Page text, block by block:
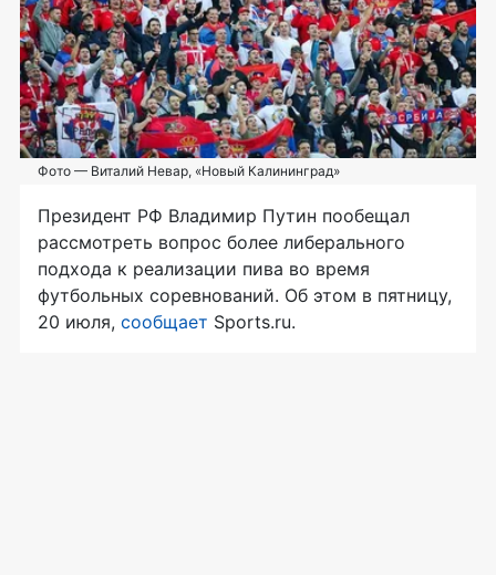
Фото — Виталий Невар, «Новый Калининград»
Президент РФ Владимир Путин пообещал
рассмотреть вопрос более либерального
подхода к реализации пива во время
футбольных соревнований. Об этом в пятницу,
20 июля, сообщает Sports.ru.